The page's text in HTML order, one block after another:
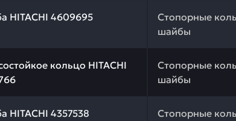
HITACHI 4609695
Стопорные
шайбы
профессиональный подбор. Шайба HITACHI
кольцо HITACHI
Стопорные
шайбы
профессиональный подбор. Износостойкое
HITACHI 4357538
Стопорные
профессиональный подбор. Шайба HITACHI